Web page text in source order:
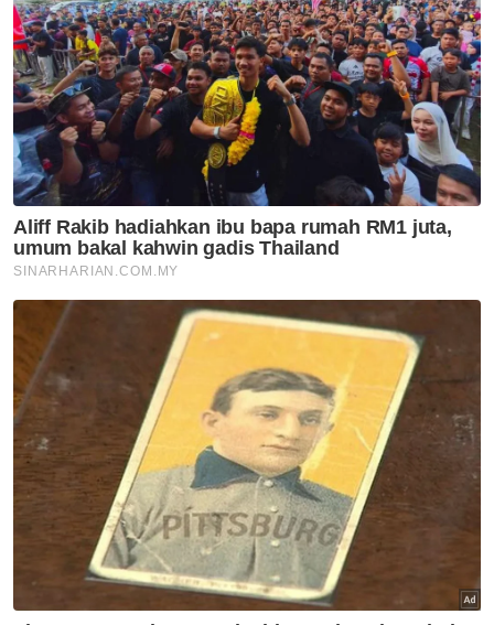
motosikal berkuasa tinggi kerana kawasan itu
bersifat ikonik serta mampu menarik
kunjungan ramai peminat automotif.
“Kami juga merancang untuk menganjurkan
Unity Drive yang menghimpunkan kelab dari
Malaysia, Singapura dan Thailand pada tahun
hadapan, dan Alor Setar pasti menjadi lokasi
persinggahan sebelum meneruskan
perjalanan ke destinasi lain,” ujarnya.
Muat turun aplikasi Sinar Harian.Klik di sini!
Alor Setar
Pelancongan
Automatif